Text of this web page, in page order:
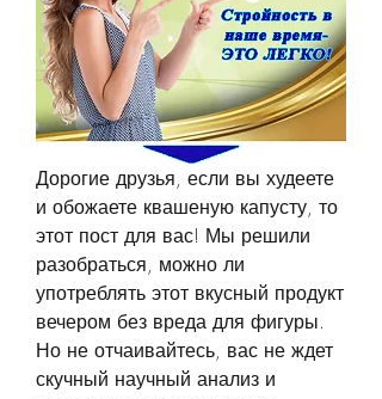
Дорогие друзья, если вы худеете
и обожаете квашеную капусту, то
этот пост для вас! Мы решили
разобраться, можно ли
употреблять этот вкусный продукт
вечером без вреда для фигуры.
Но не отчаивайтесь, вас не ждет
скучный научный анализ и